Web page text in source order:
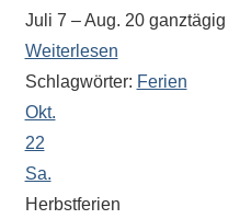
Juli 7 – Aug. 20 ganztägig
Weiterlesen
Schlagwörter: Ferien
Okt.
22
Sa.
Herbstferien